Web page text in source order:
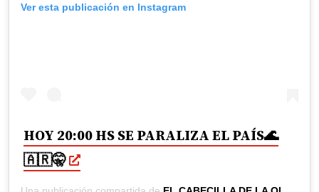
Ver esta publicación en Instagram
HOY 20:00 HS SE PARALIZA EL PAÍS🌊
🇦🇷🤫